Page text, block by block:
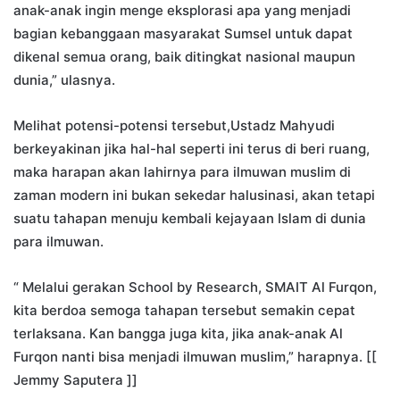
anak-anak ingin menge eksplorasi apa yang menjadi
bagian kebanggaan masyarakat Sumsel untuk dapat
dikenal semua orang, baik ditingkat nasional maupun
dunia,” ulasnya.
Melihat potensi-potensi tersebut,Ustadz Mahyudi
berkeyakinan jika hal-hal seperti ini terus di beri ruang,
maka harapan akan lahirnya para ilmuwan muslim di
zaman modern ini bukan sekedar halusinasi, akan tetapi
suatu tahapan menuju kembali kejayaan Islam di dunia
para ilmuwan.
“ Melalui gerakan School by Research, SMAIT Al Furqon,
kita berdoa semoga tahapan tersebut semakin cepat
terlaksana. Kan bangga juga kita, jika anak-anak Al
Furqon nanti bisa menjadi ilmuwan muslim,” harapnya. [[
Jemmy Saputera ]]